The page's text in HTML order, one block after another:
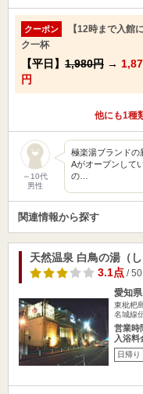
クーポン
【12時まで入館
ク一杯
【平日】 1,980円 →
円
他にも1種
～10代
男性
極楽湯ブランドの
Aがオープンして
の…
関連情報から探す
天然温泉 白鳥の湯（し
3.1点/ 50
愛知
東枇杷
名城線
営業時
入浴料
日帰り